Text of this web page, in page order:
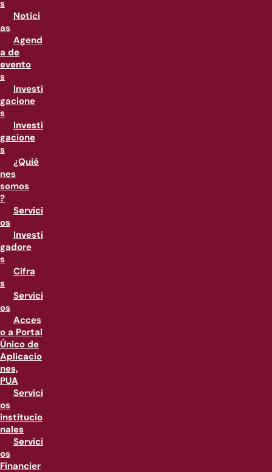
s
Notici
as
Agend
a de
evento
s
Investi
gacione
s
Investi
gacione
s
¿Quié
nes
somos
?
Servici
os
Investi
gadore
s
Cifra
s
Servici
os
Acces
o a Portal
Único de
Aplicacio
nes,
PUA
Servici
os
institucio
nales
Servici
os
Financier